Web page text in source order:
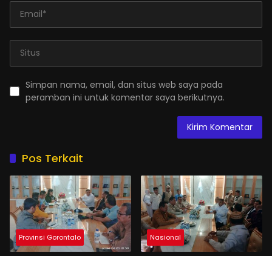
Simpan nama, email, dan situs web saya pada
peramban ini untuk komentar saya berikutnya.
Pos Terkait
Provinsi Gorontalo Nasional